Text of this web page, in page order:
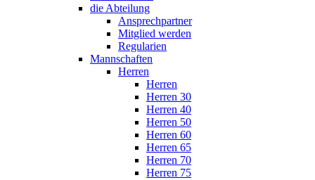
die Abteilung
Ansprechpartner
Mitglied werden
Regularien
Mannschaften
Herren
Herren
Herren 30
Herren 40
Herren 50
Herren 60
Herren 65
Herren 70
Herren 75